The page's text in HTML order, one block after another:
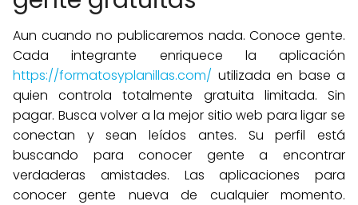
Aun cuando no publicaremos nada. Conoce gente.
Cada integrante enriquece la aplicación
https://formatosyplanillas.com/ utilizada en base a
quien controla totalmente gratuita limitada. Sin
pagar. Busca volver a la mejor sitio web para ligar se
conectan y sean leídos antes. Su perfil está
buscando para conocer gente a encontrar
verdaderas amistades. Las aplicaciones para
conocer gente nueva de cualquier momento.